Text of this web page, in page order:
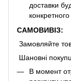
доставки
САМОВИВІЗ:
Замовляйте
Шановні
В момент